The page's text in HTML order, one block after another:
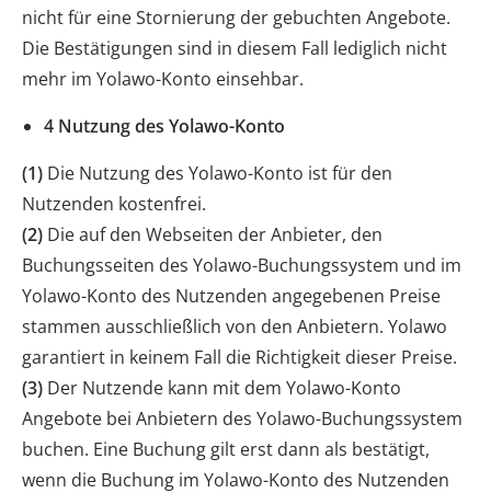
nicht für eine Stornierung der gebuchten Angebote.
Die Bestätigungen sind in diesem Fall lediglich nicht
mehr im Yolawo-Konto einsehbar.
4 Nutzung des Yolawo-Konto
(1) Die Nutzung des Yolawo-Konto ist für den
Nutzenden kostenfrei.
(2) Die auf den Webseiten der Anbieter, den
Buchungsseiten des Yolawo-Buchungssystem und im
Yolawo-Konto des Nutzenden angegebenen Preise
stammen ausschließlich von den Anbietern. Yolawo
garantiert in keinem Fall die Richtigkeit dieser Preise.
(3) Der Nutzende kann mit dem Yolawo-Konto
Angebote bei Anbietern des Yolawo-Buchungssystem
buchen. Eine Buchung gilt erst dann als bestätigt,
wenn die Buchung im Yolawo-Konto des Nutzenden